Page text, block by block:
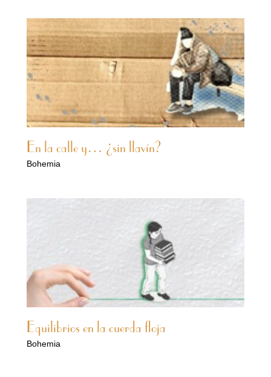
En la calle y… ¿sin llavín?
Bohemia
Equilibrios en la cuerda floja
Bohemia